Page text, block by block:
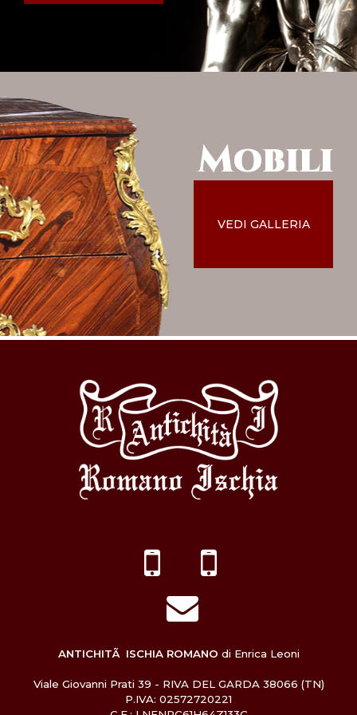
Mobili
VEDI GALLERIA
ANTICHITÃ ISCHIA ROMANO di Enrica Leoni
Viale Giovanni Prati 39 - RIVA DEL GARDA 38066 (TN)
P.IVA: 02572720221